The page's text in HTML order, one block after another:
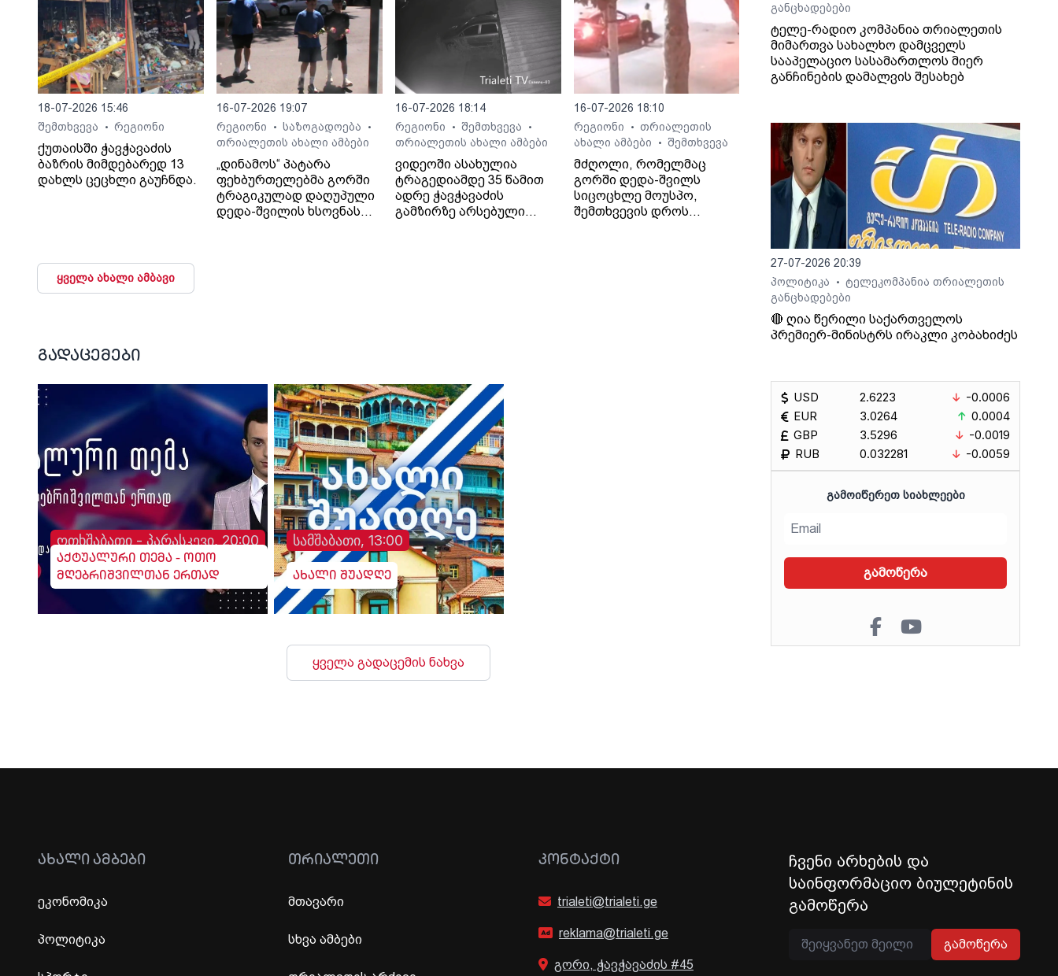
18-07-2026 15:46
შემთხვევა
• რეგიონი
ქუთაისში ჭავჭავაძის
ბაზრის მიმდებარედ 13
დახლს ცეცხლი გაუჩნდა.
16-07-2026 19:07
რეგიონი
• საზოგადოება •
თრიალეთის ახალი ამბები
„დინამოს“ პატარა
ფეხბურთელებმა გორში
ტრაგიკულად დაღუპული
დედა-შვილის ხსოვნას
16-07-2026 18:14
რეგიონი
• შემთხვევა •
თრიალეთის ახალი ამბები
ვიდეოში ასახულია
ტრაგედიამდე 35 წამით
ადრე ჭავჭავაძის
გამზირზე არსებული
16-07-2026 18:10
რეგიონი
• თრიალეთის
ახალი ამბები
• შემთხვევა
მძღოლი, რომელმაც
გორში დედა-შვილს
სიცოცხლე მოუსპო,
შემთხვევის დროს
ყველა ახალი ამბავი
გადაცემები
ოთხშაბათი - პარასკევი, 20:00
აქტუალური თემა - ოთო
მღებრიშვილთან ერთად
სამშაბათი, 13:00
ახალი შუადღე
ყველა გადაცემის ნახვა
განცხადებები
ტელე-რადიო კომპანია თრიალეთის
მიმართვა სახალხო დამცველს
სააპელაციო სასამართლოს მიერ
განჩინების დამალვის შესახებ
27-07-2026 20:39
პოლიტიკა
•
ტელეკომპანია თრიალეთის
განცხადებები
🔴 ღია წერილი საქართველოს
პრემიერ-მინისტრს ირაკლი კობახიძეს
USD
EUR
GBP
RUB
2.6223
3.0264
3.5296
0.032281
-0.0006
0.0004
-0.0019
-0.0059
ᲒᲐᲛᲝᲘᲬᲔᲠᲔᲗ ᲡᲘᲐᲮᲚᲔᲔᲑᲘ
გამოწერა
ᲐᲮᲐᲚᲘ ᲐᲛᲑᲔᲑᲘ
ეკონომიკა
პოლიტიკა
ᲗᲠᲘᲐᲚᲔᲗᲘ
მთავარი
სხვა ამბები
ᲙᲝᲜᲢᲐᲥᲢᲘ
trialeti@trialeti.ge
reklama@trialeti.ge
გორი, ჭავჭავაძის #45
ჩვენი არხების და
საინფორმაციო ბიულეტინის
გამოწერა
გამოწერა